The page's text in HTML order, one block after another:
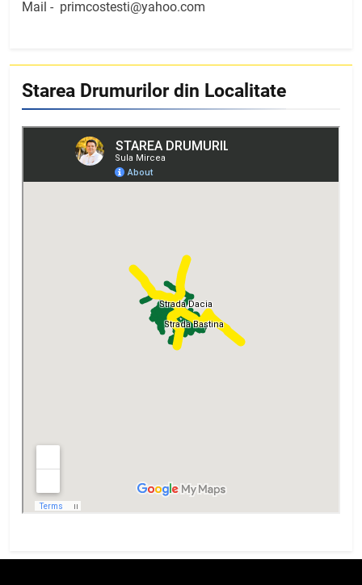
Mail - primcostesti@yahoo.com
Starea Drumurilor din Localitate